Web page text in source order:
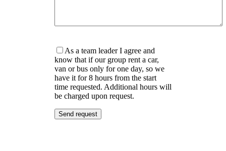
As a team leader I agree and
know that if our group rent a car,
van or bus only for one day, so we
have it for 8 hours from the start
time requested. Additional hours will
be charged upon request.